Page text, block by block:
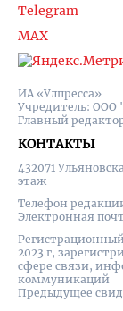
ИА «Улпресса»
Учредитель:
Главный
КОНТАКТЫ
432071
этаж
Телефон
Электронная
2023 г,
сфере связи,
коммуникаций
Предыдущее
Telegram
MAX